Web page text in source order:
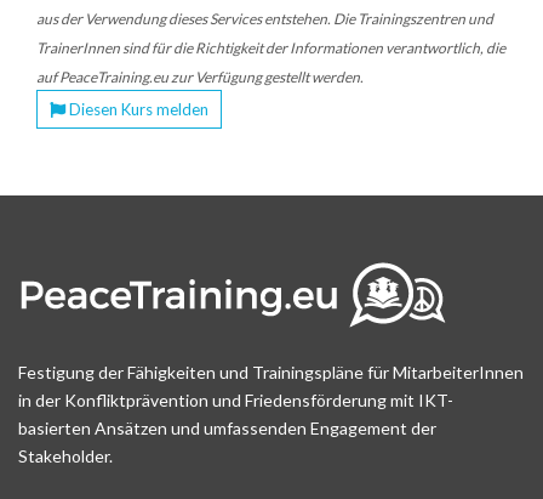
aus der Verwendung dieses Services entstehen. Die Trainingszentren und
TrainerInnen sind für die Richtigkeit der Informationen verantwortlich, die
auf PeaceTraining.eu zur Verfügung gestellt werden.
Diesen Kurs melden
Festigung der Fähigkeiten und Trainingspläne für MitarbeiterInnen
in der Konfliktprävention und Friedensförderung mit IKT-
basierten Ansätzen und umfassenden Engagement der
Stakeholder.